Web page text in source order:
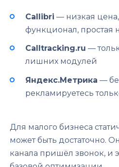
Callibri — низкая
функционал, простая
Calltracking.ru —
лишних модулей
Яндекс.Метрика —
рекламируетесь
Для малого бизнеса
может быть достаточно.
канала пришёл звонок, и